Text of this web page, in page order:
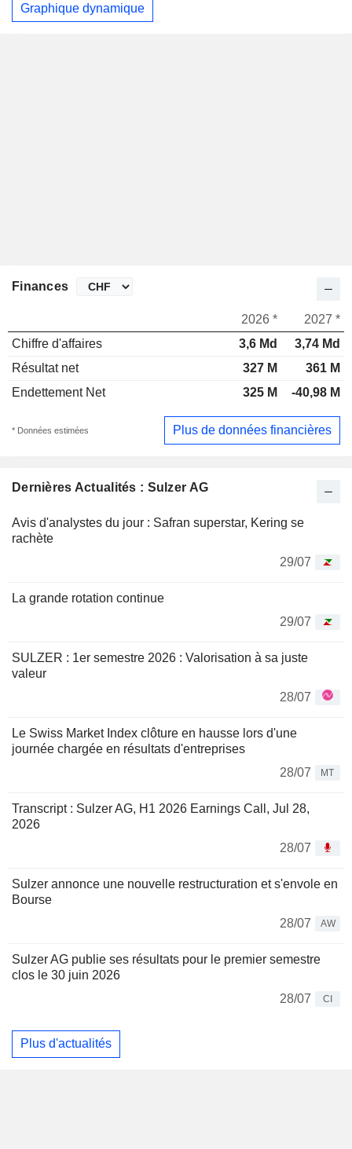
Graphique dynamique
Dernières Actualités : Sulzer AG
Avis d'analystes du jour : Safran superstar, Kering se
rachète
29/07
La grande rotation continue
29/07
SULZER : 1er semestre 2026 : Valorisation à sa juste
valeur
28/07
Le Swiss Market Index clôture en hausse lors d'une
journée chargée en résultats d'entreprises
28/07
MT
Transcript : Sulzer AG, H1 2026 Earnings Call, Jul 28,
2026
28/07
Sulzer annonce une nouvelle restructuration et s'envole en
Bourse
28/07
AW
Sulzer AG publie ses résultats pour le premier semestre
clos le 30 juin 2026
28/07
CI
Plus d'actualités
Finances
2026 *
2027 *
Chiffre d'affaires
3,6 Md
3,74 Md
Résultat net
327 M
361 M
Endettement Net
325 M -40,98 M
* Données estimées Plus de données financières